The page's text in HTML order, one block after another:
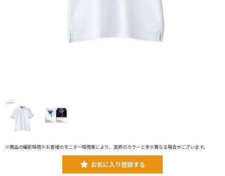
※商品の撮影環境やお客様のモニター環境等により、実際のカラーと多少異なる場合がございます。
お気に入り登録する